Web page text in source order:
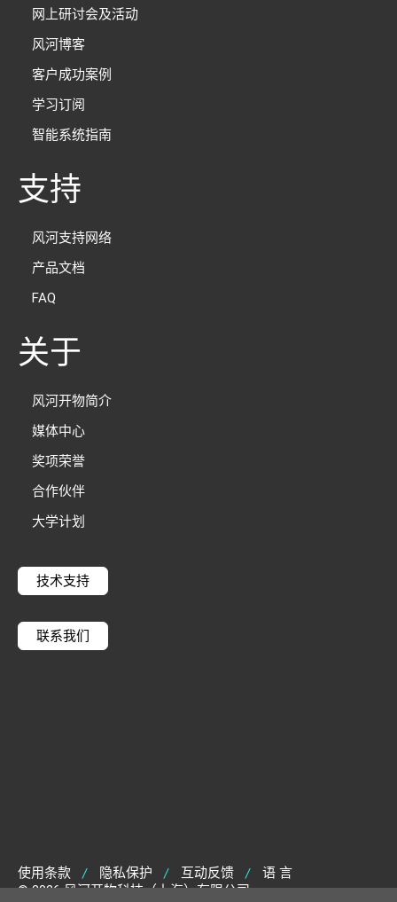
网上研讨会及活动
风河博客
客户成功案例
学习订阅
智能系统指南
支持
风河支持网络
产品文档
FAQ
关于
风河开物简介
媒体中心
奖项荣誉
合作伙伴
大学计划
技术支持
联系我们
使用条款 | 隐私保护 | 互动反馈 |
语 言
© 2026 风河开物科技（上海）有限公司